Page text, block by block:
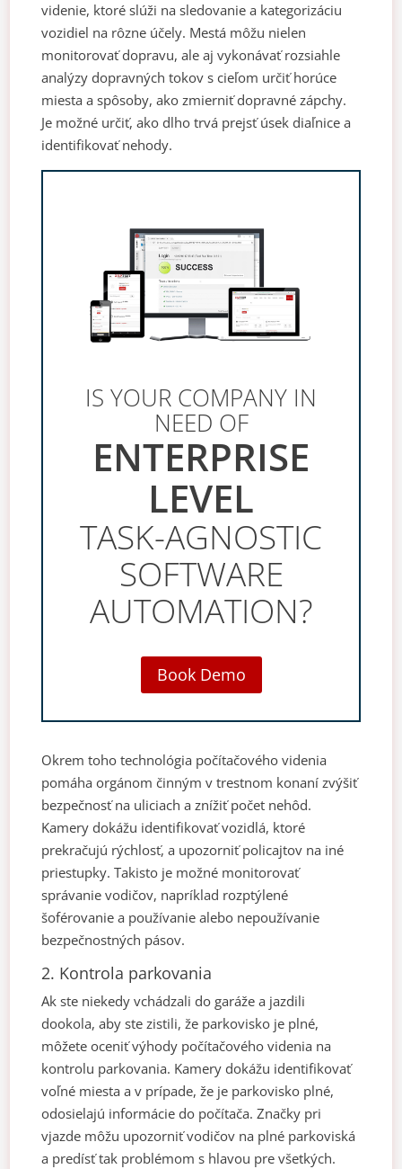
videnie, ktoré slúži na sledovanie a kategorizáciu
vozidiel na rôzne účely. Mestá môžu nielen
monitorovať dopravu, ale aj vykonávať rozsiahle
analýzy dopravných tokov s cieľom určiť horúce
miesta a spôsoby, ako zmierniť dopravné zápchy.
Je možné určiť, ako dlho trvá prejsť úsek diaľnice a
identifikovať nehody.
IS YOUR COMPANY IN
NEED OF
ENTERPRISE
LEVEL
TASK-AGNOSTIC
SOFTWARE
AUTOMATION?
Book Demo
Okrem toho technológia počítačového videnia
pomáha orgánom činným v trestnom konaní zvýšiť
bezpečnosť na uliciach a znížiť počet nehôd.
Kamery dokážu identifikovať vozidlá, ktoré
prekračujú rýchlosť, a upozorniť policajtov na iné
priestupky. Takisto je možné monitorovať
správanie vodičov, napríklad rozptýlené
šoférovanie a používanie alebo nepoužívanie
bezpečnostných pásov.
2. Kontrola parkovania
Ak ste niekedy vchádzali do garáže a jazdili
dookola, aby ste zistili, že parkovisko je plné,
môžete oceniť výhody počítačového videnia na
kontrolu parkovania. Kamery dokážu identifikovať
voľné miesta a v prípade, že je parkovisko plné,
odosielajú informácie do počítača. Značky pri
vjazde môžu upozorniť vodičov na plné parkoviská
a predísť tak problémom s hlavou pre všetkých.